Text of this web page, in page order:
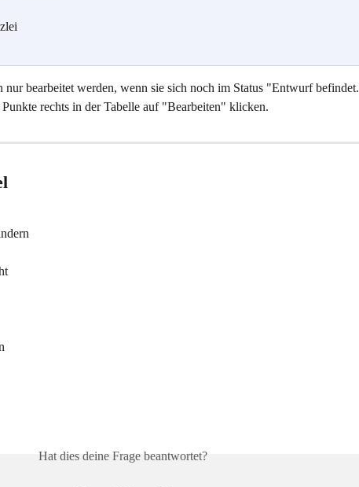
nur bearbeitet werden, wenn sie sich noch im Status "Entwurf befindet.
rechts in der Tabelle auf "Bearbeiten" klicken.
Hat dies deine Frage beantwortet?